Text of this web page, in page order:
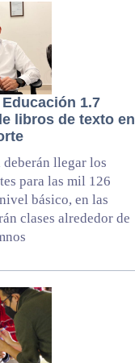
1.7
libros de texto en
deberán llegar los
para las mil 126
básico, en las
clases alrededor de